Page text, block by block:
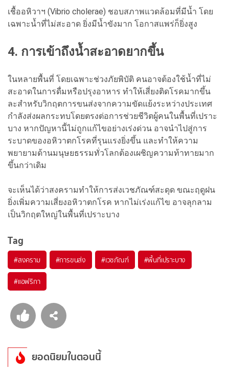
เชื้ออหิวาฯ (Vibrio cholerae) ชอบสภาพแวดล้อมที่มีน้ำ โดย
เฉพาะน้ำที่ไม่สะอาด ยิ่งมีน้ำขังมาก โอกาสแพร่ก็ยิ่งสูง
4. การเข้าถึงน้ำสะอาดยากขึ้น
ในหลายพื้นที่ โดยเฉพาะช่วงภัยพิบัติ คนอาจต้องใช้น้ำที่ไม่
สะอาดในการดื่มหรือปรุงอาหาร ทำให้เสี่ยงติดโรคมากขึ้น
ละสำหรับวิกฤตการขนส่งจากความขัดแย้งระหว่างประเทศ
กำลังส่งผลกระทบโดยตรงต่อการช่วยชีวิตผู้คนในพื้นที่เปราะ
บาง หากปัญหานี้ไม่ถูกแก้ไขอย่างเร่งด่วน อาจนำไปสู่การ
ระบาดของอหิวาตกโรคที่รุนแรงยิ่งขึ้น และทำให้ความ
พยายามด้านมนุษยธรรมทั่วโลกต้องเผชิญความท้าทายมาก
ขึ้นกว่าเดิม
จะเห็นได้ว่าสงครามทำให้การส่งเวชภัณฑ์สะดุด ขณะฤดูฝน
ยิ่งเพิ่มความเสี่ยงอหิวาตกโรค หากไม่เร่งแก้ไข อาจลุกลาม
เป็นวิกฤตใหญ่ในพื้นที่เปราะบาง
Tag
#สงคราม #การขนส่ง #เวชภัณฑ์ #พื้นที่เปราะบาง
#แอฟริกา
ยอดนิยมในตอนนี้